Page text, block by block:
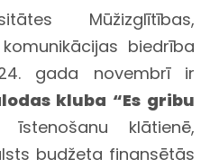
Mūžizglītības,
biedrība
gada novembrī ir
kluba “Es gribu
īstenošanu klātienē,
budžeta finansētās